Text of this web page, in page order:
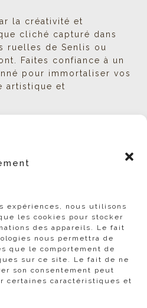
expériences, nous utilisons
les cookies pour stocker
des appareils. Le fait
nous permettra de
que le comportement de
sur ce site. Le fait de ne
son consentement peut
certaines caractéristiques et
la créativité et
cliché capturé dans
ruelles de Senlis ou
Faites confiance à un
pour immortaliser vos
artistique et
vous
CGV